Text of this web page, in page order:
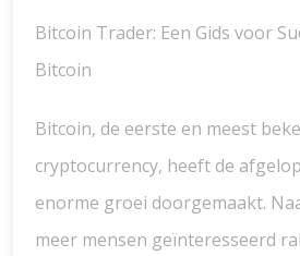
Bitcoin Trader: Een Gids voor
Bitcoin
Bitcoin, de eerste en meest
cryptocurrency, heeft de
enorme groei doorgemaakt.
meer mensen geïnteresseerd